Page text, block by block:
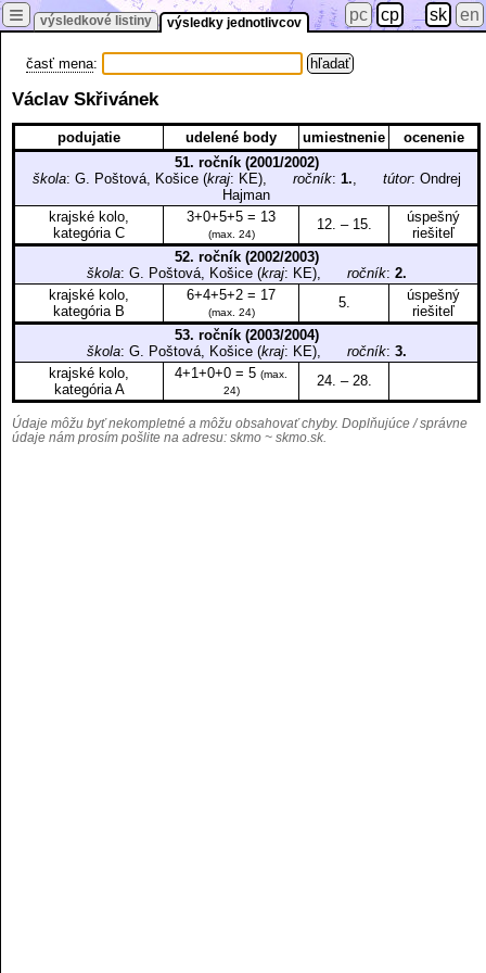
výsledkové listiny výsledky jednotlivcov
≡ pc cp sk en
časť mena:
Václav Skřivánek
podujatie udelené body umiestnenie
ocenenie
51. ročník (2001/2002)
škola: G. Poštová, Košice (kraj: KE), ročník: 1., tútor: Ondrej
Hajman
krajské kolo,
kategória C
3+0+5+5 = 13
(max. 24)
12. – 15.
úspešný
riešiteľ
52. ročník (2002/2003)
škola: G. Poštová, Košice (kraj: KE), ročník: 2.
krajské kolo,
kategória B
6+4+5+2 = 17
(max. 24)
5.
úspešný
riešiteľ
53. ročník (2003/2004)
škola: G. Poštová, Košice (kraj: KE), ročník: 3.
krajské kolo,
kategória A
4+1+0+0 = 5 (max.
24)
24. – 28.
Údaje môžu byť nekompletné a môžu obsahovať chyby. Doplňujúce / správne
údaje nám prosím pošlite na adresu: skmo ~ skmo.sk